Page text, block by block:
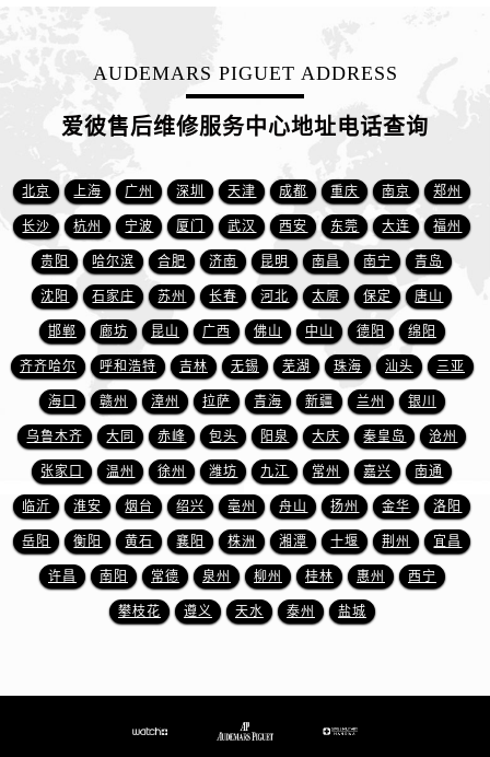
江西省鹰潭市月湖区胜利东路爱彼售后服务中心（需提前预约）
山东省德州市德城区东风中路爱彼售后服务中心（需提前预约）
山东省东营市东营区济南路爱彼售后服务中心（需提前预约）
山东省济南市历下区经十路11111号华润中心写字楼（万象城）15层1508室爱彼售后服务中心（需提前预约）
山东省济宁市任城区太白楼路爱彼售后服务中心（需提前预约）
山东省莱芜市文化南路8号银座商城名表维修一楼名表维修爱彼售后服务中心（需提前预约）
山东省临沂市兰山区解放路爱彼售后服务中心（需提前预约）
山东省日照市东港区烟台路爱彼售后服务中心（需提前预约）
山东省泰安市泰山区财源街道泰山大街爱彼售后服务中心（需提前预约）
山东省威海市环翠区新威海路89号振华商厦一楼名表维修爱彼售后服务中心（需提前预约）
山东省潍坊市奎文区东风东街爱彼售后服务中心（需提前预约）
山东省枣庄市滕州市北辛路与善国路交叉口爱彼售后服务中心（需提前预约）
山东省淄博市张店区金晶大道爱彼售后服务中心（需提前预约）
浙江省湖州市吴兴区劳动路爱彼售后服务中心（需提前预约）
AUDEMARS PIGUET ADDRESS
爱彼售后维修服务中心地址电话查询
北京 上海 广州 深圳 天津 成都 重庆 南京 郑州
长沙 杭州 宁波 厦门 武汉 西安 东莞 大连 福州
贵阳 哈尔滨 合肥 济南 昆明 南昌 南宁 青岛
沈阳 石家庄 苏州 长春 河北 太原 保定 唐山
邯郸 廊坊 昆山 广西 佛山 中山 德阳 绵阳
齐齐哈尔 呼和浩特 吉林 无锡 芜湖 珠海 汕头 三亚
海口 赣州 漳州 拉萨 青海 新疆 兰州 银川
乌鲁木齐 大同 赤峰 包头 阳泉 大庆 秦皇岛 沧州
张家口 温州 徐州 潍坊 九江 常州 嘉兴 南通
临沂 淮安 烟台 绍兴 亳州 舟山 扬州 金华 洛阳
岳阳 衡阳 黄石 襄阳 株洲 湘潭 十堰 荆州 宜昌
许昌 南阳 常德 泉州 柳州 桂林 惠州 西宁
攀枝花 遵义 天水 泰州 盐城